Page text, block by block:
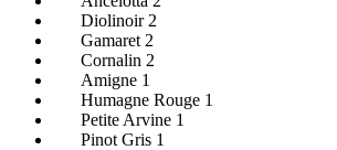
Diolinoir 2
Gamaret 2
Cornalin 2
Amigne 1
Humagne Rouge 1
Petite Arvine 1
Pinot Gris 1